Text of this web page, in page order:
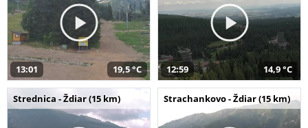
13:01 19,5 °C 12:59 14,9 °C
Strednica - Ždiar (15 km) Strachankovo - Ždiar (15 km)